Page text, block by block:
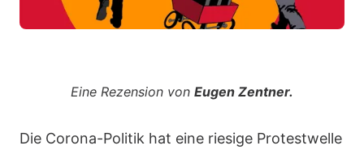
Eine Rezension von Eugen Zentner.
Die Corona-Politik hat eine riesige Protestwelle